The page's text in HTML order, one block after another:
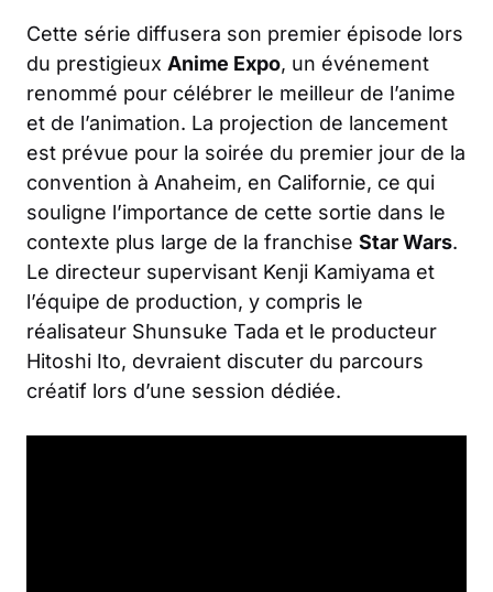
Cette série diffusera son premier épisode lors
du prestigieux Anime Expo, un événement
renommé pour célébrer le meilleur de l’anime
et de l’animation. La projection de lancement
est prévue pour la soirée du premier jour de la
convention à Anaheim, en Californie, ce qui
souligne l’importance de cette sortie dans le
contexte plus large de la franchise Star Wars.
Le directeur supervisant Kenji Kamiyama et
l’équipe de production, y compris le
réalisateur Shunsuke Tada et le producteur
Hitoshi Ito, devraient discuter du parcours
créatif lors d’une session dédiée.